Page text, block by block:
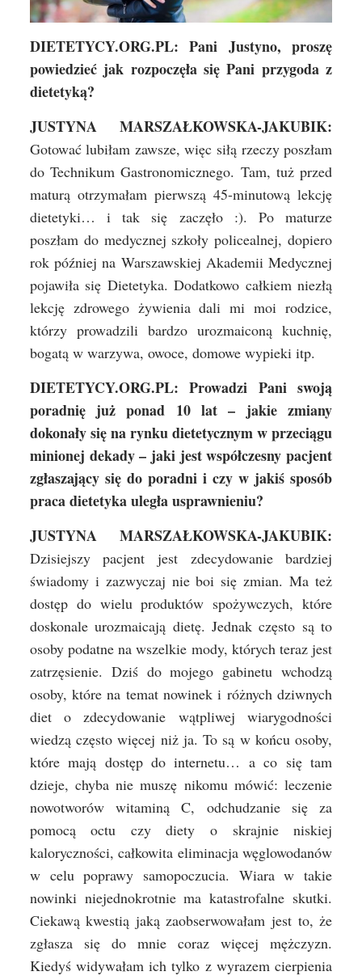
DIETETYCY.ORG.PL: Pani Justyno, proszę
powiedzieć jak rozpoczęła się Pani przygoda z
dietetyką?
JUSTYNA MARSZAŁKOWSKA-JAKUBIK:
Gotować lubiłam zawsze, więc siłą rzeczy poszłam
do Technikum Gastronomicznego. Tam, tuż przed
maturą otrzymałam pierwszą 45-minutową lekcję
dietetyki… i tak się zaczęło :). Po maturze
poszłam do medycznej szkoły policealnej, dopiero
rok później na Warszawskiej Akademii Medycznej
pojawiła się Dietetyka. Dodatkowo całkiem niezłą
lekcję zdrowego żywienia dali mi moi rodzice,
którzy prowadzili bardzo urozmaiconą kuchnię,
bogatą w warzywa, owoce, domowe wypieki itp.
DIETETYCY.ORG.PL: Prowadzi Pani swoją
poradnię już ponad 10 lat – jakie zmiany
dokonały się na rynku dietetycznym w przeciągu
minionej dekady – jaki jest współczesny pacjent
zgłaszający się do poradni i czy w jakiś sposób
praca dietetyka uległa usprawnieniu?
JUSTYNA MARSZAŁKOWSKA-JAKUBIK:
Dzisiejszy pacjent jest zdecydowanie bardziej
świadomy i zazwyczaj nie boi się zmian. Ma też
dostęp do wielu produktów spożywczych, które
doskonale urozmaicają dietę. Jednak często są to
osoby podatne na wszelkie mody, których teraz jest
zatrzęsienie. Dziś do mojego gabinetu wchodzą
osoby, które na temat nowinek i różnych dziwnych
diet o zdecydowanie wątpliwej wiarygodności
wiedzą często więcej niż ja. To są w końcu osoby,
które mają dostęp do internetu… a co się tam
dzieje, chyba nie muszę nikomu mówić: leczenie
nowotworów witaminą C, odchudzanie się za
pomocą octu czy diety o skrajnie niskiej
kaloryczności, całkowita eliminacja węglowodanów
w celu poprawy samopoczucia. Wiara w takie
nowinki niejednokrotnie ma katastrofalne skutki.
Ciekawą kwestią jaką zaobserwowałam jest to, że
zgłasza się do mnie coraz więcej mężczyzn.
Kiedyś widywałam ich tylko z wyrazem cierpienia